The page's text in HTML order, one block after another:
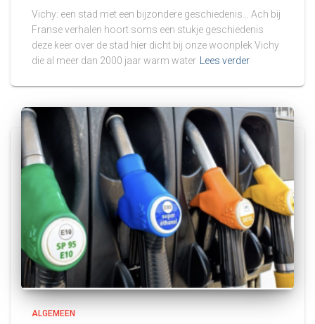
Vichy: een stad met een bijzondere geschiedenis… Ach bij
Franse verhalen hoort soms een stukje geschiedenis
deze keer over de stad hier dicht bij onze woonplek Vichy
die al meer dan 2000 jaar warm water Lees verder
ALGEMEEN